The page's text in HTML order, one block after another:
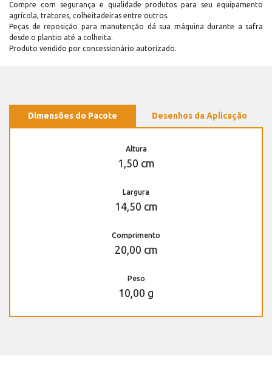
Compre com segurança e qualidade produtos para seu equipamento
agrícola, tratores, colheitadeiras entre outros.
Peças de reposição para manutenção dá sua máquina durante a safra
desde o plantio até a colheita.
Produto vendido por concessionário autorizado.
Dimensões do Pacote Desenhos da Aplicação
Altura
1,50 cm
Largura
14,50 cm
Comprimento
20,00 cm
Peso
10,00 g